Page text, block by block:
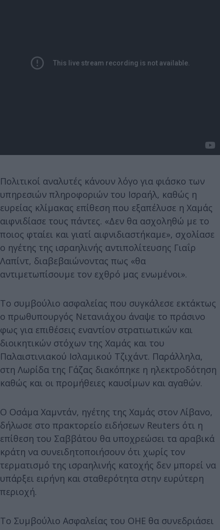
Πολιτικοί αναλυτές κάνουν λόγο για φιάσκο των
υπηρεσιών πληροφοριών του Ισραήλ, καθώς η
ευρείας κλίμακας επίθεση που εξαπέλυσε η Χαμάς
αιφνιδίασε τους πάντες. «Δεν θα ασχοληθώ με το
ποιος φταίει και γιατί αιφνιδιαστήκαμε», σχολίασε
ο ηγέτης της ισραηλινής αντιπολίτευσης Γιαΐρ
Λαπίντ, διαβεβαιώνοντας πως «θα
αντιμετωπίσουμε τον εχθρό μας ενωμένοι».
Το συμβούλιο ασφαλείας που συγκάλεσε εκτάκτως
ο πρωθυπουργός Νετανιάχου άναψε το πράσινο
φως για επιθέσεις εναντίον στρατιωτικών και
διοικητικών στόχων της Χαμάς και του
Παλαιστινιακού Ισλαμικού Τζιχάντ. Παράλληλα,
στη Λωρίδα της Γάζας διακόπηκε η ηλεκτροδότηση
καθώς και οι προμήθειες καυσίμων και αγαθών.
Ο Οσάμα Χαμντάν, ηγέτης της Χαμάς στον Λίβανο,
δήλωσε στο πρακτορείο ειδήσεων Reuters ότι η
επίθεση του Σαββάτου θα υποχρεώσει τα αραβικά
κράτη να συνειδητοποιήσουν ότι χωρίς τον
τερματισμό της ισραηλινής κατοχής δεν μπορεί να
υπάρξει ειρήνη και σταθερότητα στην ευρύτερη
περιοχή.
Το Συμβούλιο Ασφαλείας του ΟΗΕ θα συνεδριάσει